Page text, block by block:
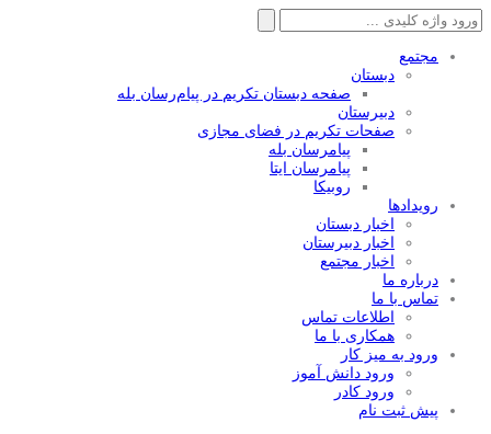
جستجو
برای:
مجتمع
دبستان
صفحه دبستان تکریم در پیام‌رسان بله
دبیرستان
صفحات تکریم در فضای مجازی
پیامرسان بله
پیامرسان ایتا
روبیکا
رویدادها
اخبار دبستان
اخبار دبیرستان
اخبار مجتمع
درباره ما
تماس با ما
اطلاعات تماس
همکاری با ما
ورود به میز کار
ورود دانش آموز
ورود کادر
پیش ثبت نام